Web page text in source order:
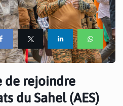
de rejoindre
du Sahel (AES)